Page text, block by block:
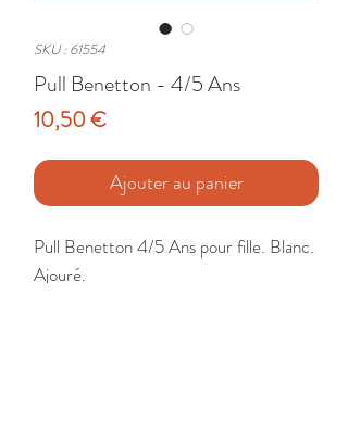
SKU : 61554
Pull Benetton - 4/5 Ans
10,50 €Prix
Ajouter au panier
Pull Benetton 4/5 Ans pour fille. Blanc.
Ajouré.